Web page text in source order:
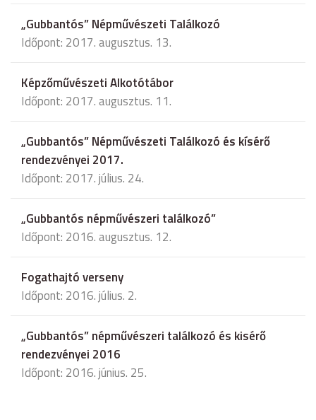
„Gubbantós” Népművészeti Találkozó
Időpont: 2017. augusztus. 13.
Képzőművészeti Alkotótábor
Időpont: 2017. augusztus. 11.
„Gubbantós” Népművészeti Találkozó és kísérő
rendezvényei 2017.
Időpont: 2017. július. 24.
„Gubbantós népművészeri találkozó”
Időpont: 2016. augusztus. 12.
Fogathajtó verseny
Időpont: 2016. július. 2.
„Gubbantós” népművészeri találkozó és kisérő
rendezvényei 2016
Időpont: 2016. június. 25.